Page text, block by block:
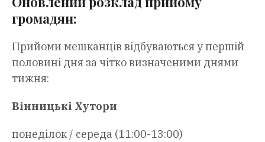
громадян:
Прийоми мешканців відбуваються у першій
половині дня за чітко визначеними днями
тижня:
Вінницькі Хутори
понеділок / середа (11:00-13:00)